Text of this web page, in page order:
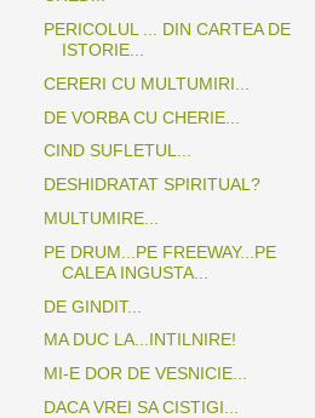
PERICOLUL ... DIN CARTEA DE
ISTORIE...
CERERI CU MULTUMIRI...
DE VORBA CU CHERIE...
CIND SUFLETUL...
DESHIDRATAT SPIRITUAL?
MULTUMIRE...
PE DRUM...PE FREEWAY...PE
CALEA INGUSTA...
DE GINDIT...
MA DUC LA...INTILNIRE!
MI-E DOR DE VESNICIE...
DACA VREI SA CISTIGI...